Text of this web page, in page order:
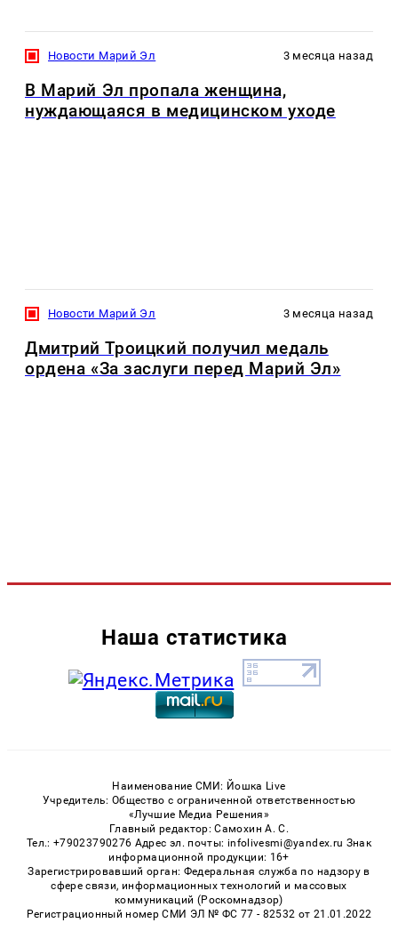
Новости Марий Эл 3 месяца назад
В Марий Эл пропала женщина,
нуждающаяся в медицинском уходе
Новости Марий Эл 3 месяца назад
Дмитрий Троицкий получил медаль
ордена «За заслуги перед Марий Эл»
Наша статистика
Наименование СМИ: Йошка Live
Учредитель: Общество с ограниченной ответственностью
«Лучшие Медиа Решения»
Главный редактор: Самохин А. С.
Тел.: +79023790276 Адрес эл. почты: infolivesmi@yandex.ru Знак
информационной продукции: 16+
Зарегистрировавший орган: Федеральная служба по надзору в
сфере связи, информационных технологий и массовых
коммуникаций (Роскомнадзор)
Регистрационный номер СМИ ЭЛ № ФС 77 - 82532 от 21.01.2022